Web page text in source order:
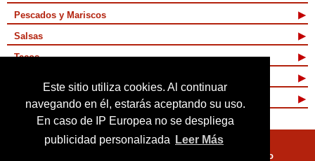
Este sitio utiliza cookies. Al continuar
navegando en él, estarás aceptando su uso.
En caso de IP Europea no se despliega
publicidad personalizada
Leer Más
Pescados y Mariscos
Salsas
Tacos
Vegetarianas
Términos de Uso